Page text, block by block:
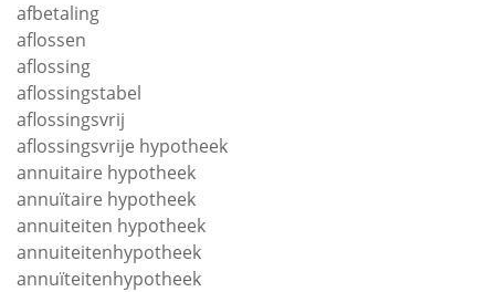
afbetaling
aflossen
aflossing
aflossingstabel
aflossingsvrij
aflossingsvrije hypotheek
annuitaire hypotheek
annuïtaire hypotheek
annuiteiten hypotheek
annuiteitenhypotheek
annuïteitenhypotheek